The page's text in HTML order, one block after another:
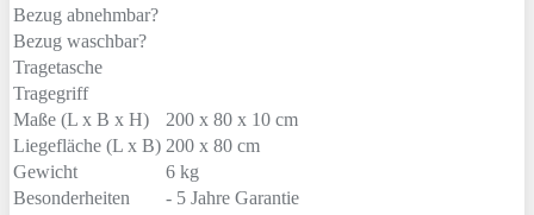
Bezug abnehmbar?
Bezug waschbar?
Tragetasche
Tragegriff
Maße (L x B x H)
200 x 80 x 10 cm
Liegefläche (L x B) 200 x 80 cm
Gewicht
6 kg
Besonderheiten
- 5 Jahre Garantie